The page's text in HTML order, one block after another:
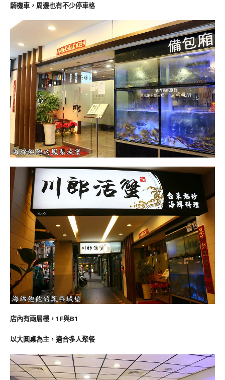
騎機車，周邊也有不少停車格
店內有兩層樓，1F與B1
以大圓桌為主，適合多人聚餐